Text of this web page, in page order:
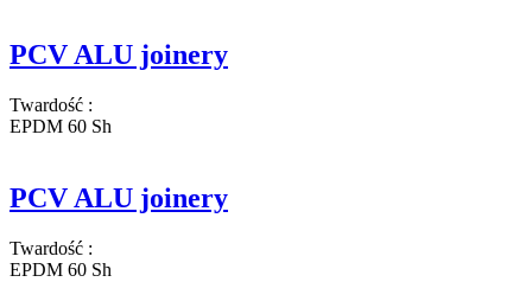
PCV ALU joinery
Twardość :
EPDM 60 Sh
PCV ALU joinery
Twardość :
EPDM 60 Sh